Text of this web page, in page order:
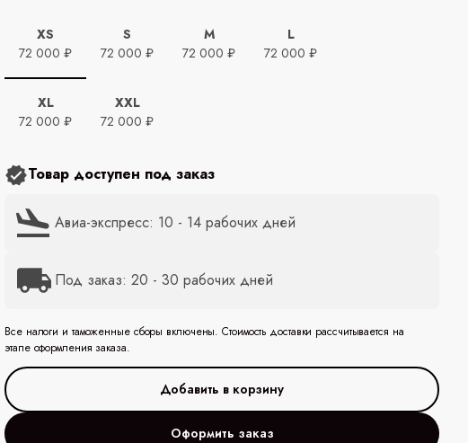
XS
72 000 ₽
S
72 000 ₽
M
72 000 ₽
L
72 000 ₽
XL
72 000 ₽
XXL
72 000 ₽
Товар доступен под заказ
Авиа-экспресс: 10 - 14 рабочих дней
Под заказ: 20 - 30 рабочих дней
Все налоги и таможенные сборы включены. Стоимость доставки рассчитывается на
этапе оформления заказа.
Оформить заказ